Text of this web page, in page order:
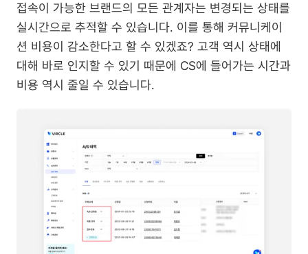
접속이 가능한 브랜드의 모든 관계자는 변경되는 상태를
실시간으로 추적할 수 있습니다. 이를 통해 커뮤니케이
션 비용이 감소한다고 할 수 있겠죠? 고객 역시 상태에
대해 바로 인지할 수 있기 때문에 CS에 들어가는 시간과
비용 역시 줄일 수 있습니다.